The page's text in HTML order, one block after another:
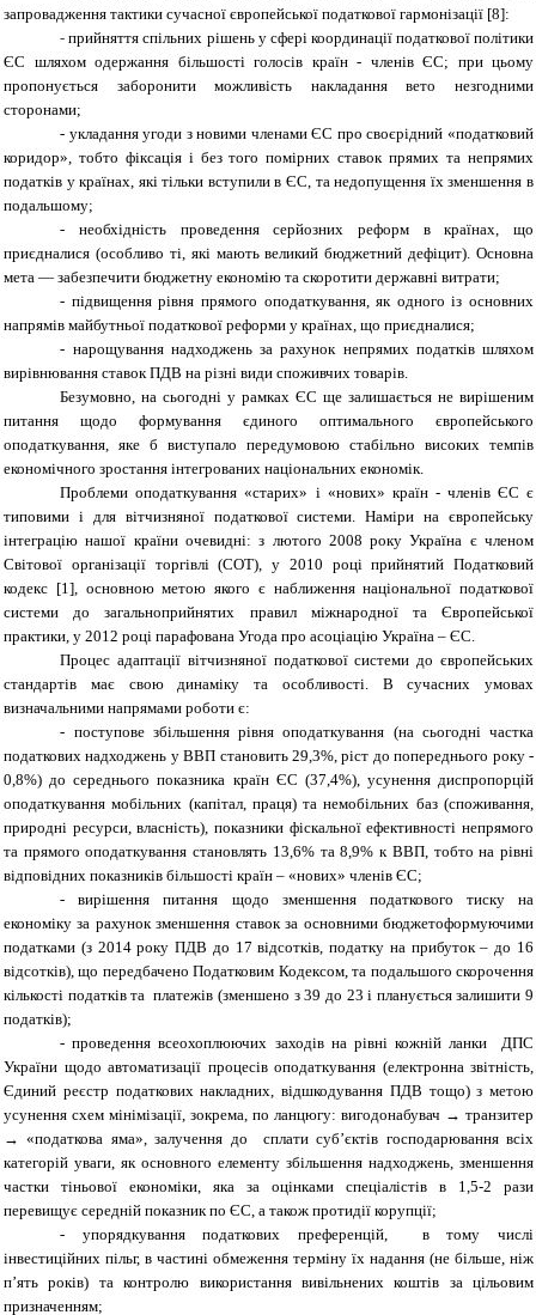
запровадження тактики сучасної європейської податкової гармонізації [8]:
-прийняття спільних рішень у сфері координації податкової політики
ЄС шляхом одержання більшості голосів країн - членів ЄС; при цьому
пропонується заборонити можливість накладання вето незгодними
сторонами;
- укладання угоди з новими членами ЄС про своєрідний «податковий
коридор», тобто фіксація і без того помірних ставок прямих та непрямих
податків у країнах, які тільки вступили в ЄС, та недопущення їх зменшення в
подальшому;
- необхідність проведення серйозних реформ в країнах, що
приєдналися (особливо ті, які мають великий бюджетний дефіцит). Основна
мета ― забезпечити бюджетну економію та скоротити державні витрати;
- підвищення рівня прямого оподаткування, як одного із основних
напрямів майбутньої податкової реформи у країнах, що приєдналися;
- нарощування надходжень за рахунок непрямих податків шляхом
вирівнювання ставок ПДВ на різні види споживчих товарів.
Безумовно, на сьогодні у рамках ЄС ще залишається не вирішеним
питання щодо формування єдиного оптимального європейського
оподаткування, яке б виступало передумовою стабільно високих темпів
економічного зростання інтегрованих національних економік.
Проблеми оподаткування «старих» і «нових» країн - членів ЄС є
типовими і для вітчизняної податкової системи. Наміри на європейську
інтеграцію нашої країни очевидні: з лютого 2008 року Україна є членом
Світової організації торгівлі (СОТ), у 2010 році прийнятий Податковий
кодекс [1], основною метою якого є наближення національної податкової
системи до загальноприйнятих правил міжнародної та Європейської
практики, у 2012 році парафована Угода про асоціацію Україна – ЄС.
Процес адаптації вітчизняної податкової системи до європейських
стандартів має свою динаміку та особливості. В сучасних умовах
визначальними напрямами роботи є:
- поступове збільшення рівня оподаткування (на сьогодні частка
податкових надходжень у ВВП становить 29,3%, ріст до попереднього року -
0,8%) до середнього показника країн ЄС (37,4%), усунення диспропорцій
оподаткування мобільних (капітал, праця) та немобільних баз (споживання,
природні ресурси, власність), показники фіскальної ефективності непрямого
та прямого оподаткування становлять 13,6% та 8,9% к ВВП, тобто на рівні
відповідних показників більшості країн – «нових» членів ЄС;
- вирішення питання щодо зменшення податкового тиску на
економіку за рахунок зменшення ставок за основними бюджетоформуючими
податками (з 2014 року ПДВ до 17 відсотків, податку на прибуток – до 16
відсотків), що передбачено Податковим Кодексом, та подальшого скорочення
кількості податків та платежів (зменшено з 39 до 23 і планується залишити 9
податків);
- проведення всеохоплюючих заходів на рівні кожній ланки ДПС
України щодо автоматизації процесів оподаткування (електронна звітність,
Єдиний реєстр податкових накладних, відшкодування ПДВ тощо) з метою
усунення схем мінімізації, зокрема, по ланцюгу: вигодонабувач → транзитер
→«податкова яма», залучення до сплати суб’єктів господарювання всіх
категорій уваги, як основного елементу збільшення надходжень, зменшення
частки тіньової економіки, яка за оцінками спеціалістів в 1,5-2 рази
перевищує середній показник по ЄС, а також протидії корупції;
- упорядкування податкових преференцій, в тому числі
інвестиційних пільг, в частині обмеження терміну їх надання (не більше, ніж
п’ять років) та контролю використання вивільнених коштів за цільовим
призначенням;